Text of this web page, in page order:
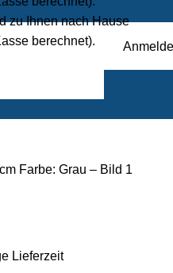
zu Ihnen nach Hause
berechnet).
Lieferzeit